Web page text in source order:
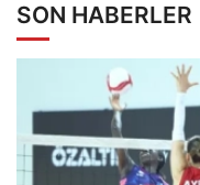
SON HABERLER